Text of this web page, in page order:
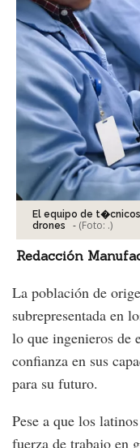
El equipo de
drones
- (Foto: .)
Redacción
La población de
subrepresentada en
lo que ingenieros de
confianza en sus
para su futuro.
Pese a que los
fuerza de trabajo en